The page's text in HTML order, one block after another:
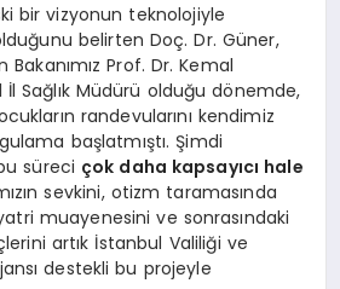
bir vizyonun teknolojiyle
belirten Doç. Dr. Güner,
Bakanımız Prof. Dr. Kemal
Sağlık Müdürü olduğu dönemde,
randevularını kendimiz
başlatmıştı. Şimdi
süreci çok daha kapsayıcı hale
sevkini, otizm taramasında
muayenesini ve sonrasındaki
artık İstanbul Valiliği ve
destekli bu projeyle